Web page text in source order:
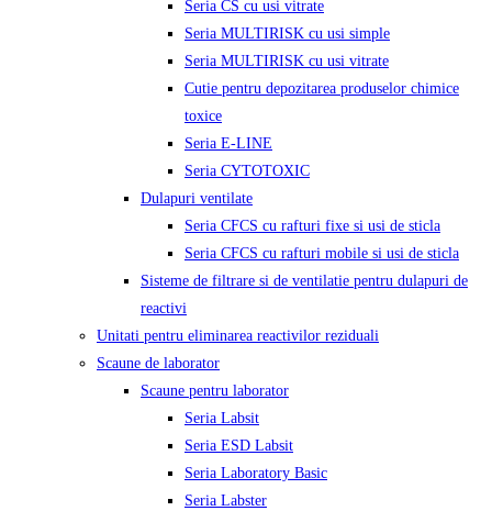
Seria CS cu usi vitrate
Seria MULTIRISK cu usi simple
Seria MULTIRISK cu usi vitrate
Cutie pentru depozitarea produselor chimice
toxice
Seria E-LINE
Seria CYTOTOXIC
Dulapuri ventilate
Seria CFCS cu rafturi fixe si usi de sticla
Seria CFCS cu rafturi mobile si usi de sticla
Sisteme de filtrare si de ventilatie pentru dulapuri de
reactivi
Unitati pentru eliminarea reactivilor reziduali
Scaune de laborator
Scaune pentru laborator
Seria Labsit
Seria ESD Labsit
Seria Laboratory Basic
Seria Labster